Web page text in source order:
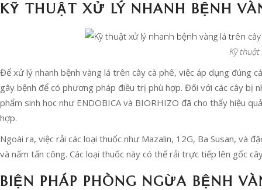
KỸ THUẬT XỬ LÝ NHANH BỆNH
Kỹ
Để xử lý nhanh bệnh vàng lá trên cây cà phê, việc áp dụng đúng
gây bệnh để có phương pháp điều trị phù hợp. Đối với các cây bị
phẩm sinh học như ENDOBICA và BIORHIZO đã cho thấy hiệu
hợp.
Ngoài ra, việc rải các loại thuốc như Mazalin, 12G, Ba Susan, và
và nấm tấn công. Các loại thuốc này có thể rải trực tiếp lên gốc
BIỆN PHÁP PHÒNG NGỪA BỆNH